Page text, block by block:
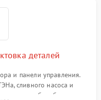
деталей
и панели управления.
сливного насоса и
барабана и